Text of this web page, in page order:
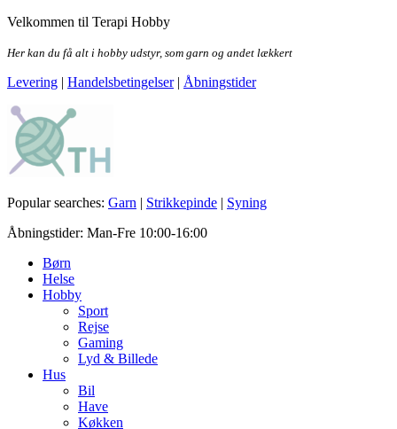
Skip
the
Velkommen til Terapi Hobby
Her kan du få alt i hobby udstyr, som garn og andet lækkert
Levering | Handelsbetingelser| Åbningstider
Terapi Hobby
Popular searches: Garn | Strikkepinde | Syning
Åbningstider: Man-Fre 10:00-16:00
Børn
Helse
Hobby
Sport
Rejse
Gaming
Lyd & Billede
Hus
Bil
Have
Køkken